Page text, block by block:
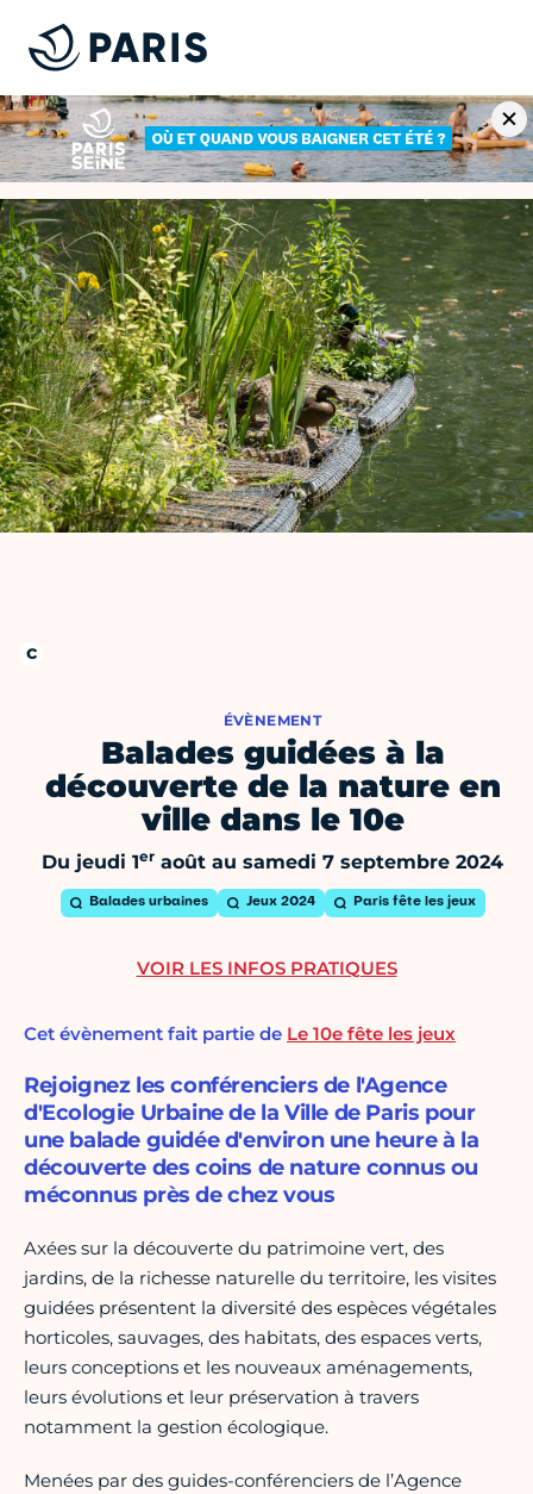
ÉVÈNEMENT
Balades guidées à la
découverte de la nature en
ville dans le 10e
Du jeudi 1er août au samedi 7 septembre 2024
Balades urbaines Jeux 2024 Paris fête les jeux
Cet évènement fait partie de Le 10e fête les jeux
Rejoignez les conférenciers de l'Agence
d'Ecologie Urbaine de la Ville de Paris pour
une balade guidée d'environ une heure à la
découverte des coins de nature connus ou
méconnus près de chez vous
Axées sur la découverte du patrimoine vert, des
jardins, de la richesse naturelle du territoire, les visites
guidées présentent la diversité des espèces végétales
horticoles, sauvages, des habitats, des espaces verts,
leurs conceptions et les nouveaux aménagements,
leurs évolutions et leur préservation à travers
notamment la gestion écologique.
Menées par des guides-conférenciers de l’Agence
VOIR LES INFOS PRATIQUES